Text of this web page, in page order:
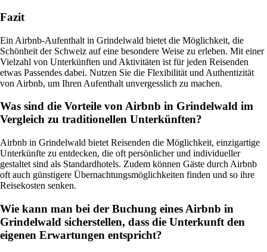
Fazit
Ein Airbnb-Aufenthalt in Grindelwald bietet die Möglichkeit, die
Schönheit der Schweiz auf eine besondere Weise zu erleben. Mit einer
Vielzahl von Unterkünften und Aktivitäten ist für jeden Reisenden
etwas Passendes dabei. Nutzen Sie die Flexibilität und Authentizität
von Airbnb, um Ihren Aufenthalt unvergesslich zu machen.
Was sind die Vorteile von Airbnb in Grindelwald im
Vergleich zu traditionellen Unterkünften?
Airbnb in Grindelwald bietet Reisenden die Möglichkeit, einzigartige
Unterkünfte zu entdecken, die oft persönlicher und individueller
gestaltet sind als Standardhotels. Zudem können Gäste durch Airbnb
oft auch günstigere Übernachtungsmöglichkeiten finden und so ihre
Reisekosten senken.
Wie kann man bei der Buchung eines Airbnb in
Grindelwald sicherstellen, dass die Unterkunft den
eigenen Erwartungen entspricht?